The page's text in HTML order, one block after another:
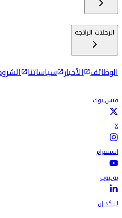
الرحلات الرائجة
الوظائف الأخبار سياساتنا
فيس بوك
X
انستقرام
يوتيوب
لينكد إن